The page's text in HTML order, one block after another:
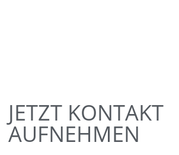
JETZT KONTAKT
AUFNEHMEN